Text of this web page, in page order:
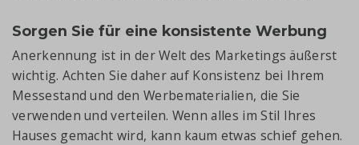
Sorgen Sie für eine konsistente Werbung
Anerkennung ist in der Welt des Marketings äußerst
wichtig. Achten Sie daher auf Konsistenz bei Ihrem
Messestand und den Werbematerialien, die Sie
verwenden und verteilen. Wenn alles im Stil Ihres
Hauses gemacht wird, kann kaum etwas schief gehen.